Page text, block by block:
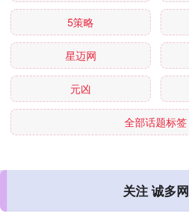
5策略
星迈网
元凶
全部话题标签
关注 诚多网